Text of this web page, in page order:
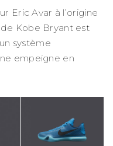
Eric Avar à l’origine
Kobe Bryant est
système
empeigne en